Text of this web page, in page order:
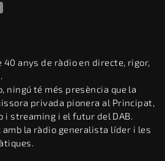
40 anys de ràdio en directe, rigor,
ningú té més presència que la
privada pionera al Principat,
i streaming i el futur del DAB.
amb la ràdio generalista líder i les